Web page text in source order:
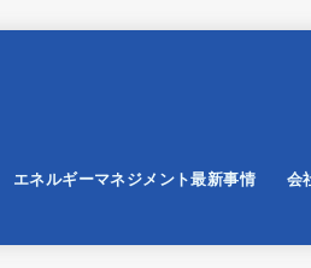
エネルギーマネジメント最新事情 会